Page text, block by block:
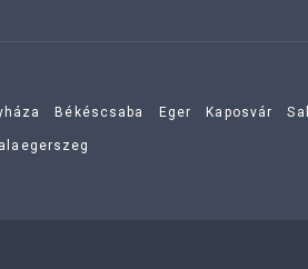
Békéscsaba Eger Kaposvár